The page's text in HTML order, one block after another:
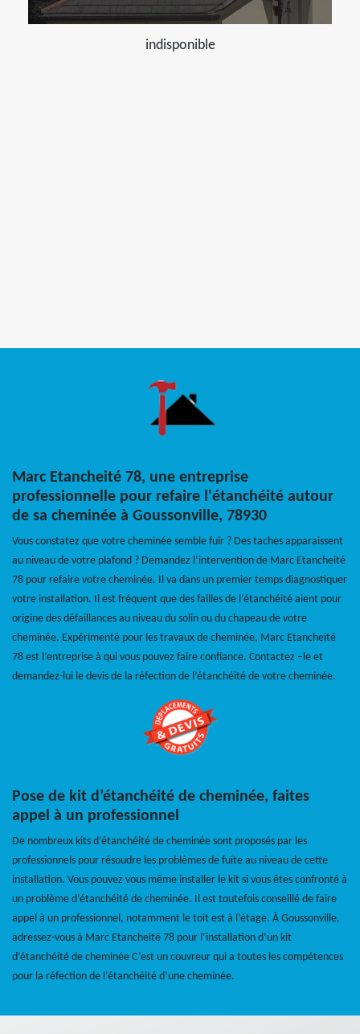
indisponible
Marc Etancheité 78, une entreprise
professionnelle pour refaire l'étanchéité autour
de sa cheminée à Goussonville, 78930
Vous constatez que votre cheminée semble fuir ? Des taches apparaissent
au niveau de votre plafond ? Demandez l’intervention de Marc Etancheité
78 pour refaire votre cheminée. Il va dans un premier temps diagnostiquer
votre installation. Il est fréquent que des failles de l’étanchéité aient pour
origine des défaillances au niveau du solin ou du chapeau de votre
cheminée. Expérimenté pour les travaux de cheminée, Marc Etancheité
78 est l’entreprise à qui vous pouvez faire confiance. Contactez –le et
demandez-lui le devis de la réfection de l’étanchéité de votre cheminée.
Pose de kit d’étanchéité de cheminée, faites
appel à un professionnel
De nombreux kits d’étanchéité de cheminée sont proposés par les
professionnels pour résoudre les problèmes de fuite au niveau de cette
installation. Vous pouvez vous même installer le kit si vous êtes confronté à
un problème d’étanchéité de cheminée. Il est toutefois conseillé de faire
appel à un professionnel, notamment le toit est à l’étage. À Goussonville,
adressez-vous à Marc Etancheité 78 pour l’installation d’un kit
d’étanchéité de cheminée C’est un couvreur qui a toutes les compétences
pour la réfection de l’étanchéité d’une cheminée.